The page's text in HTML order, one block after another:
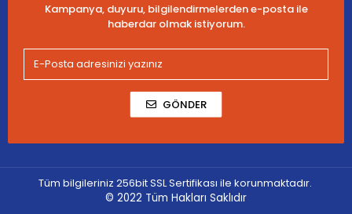
Kampanya, duyuru, bilgilendirmelerden e-posta ile
haberdar olmak istiyorum.
GÖNDER
Tüm bilgileriniz 256bit SSL Sertifikası ile korunmaktadır.
© 2022 Tüm Hakları Saklıdır